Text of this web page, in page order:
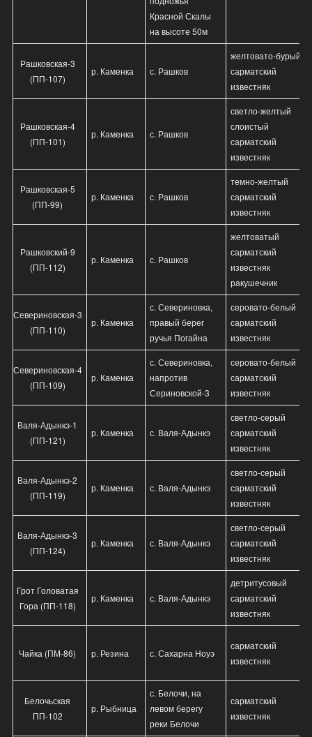
Красной Скалы
на высоте 50м
Рашковская-3
(ПП-107)
р. Каменка с. Рашков
желтовато-бурый
сарматский
известняк
Рашковская-4
(ПП-101)
р. Каменка с. Рашков
светло-желтый
слоистый
сарматский
известняк
Рашковская-5
(ПП-99)
р. Каменка с. Рашков
темно-желтый
сарматский
известняк
Рашковский-9
(ПП-112)
р. Каменка с. Рашков
желтоватый
сарматский
известняк
ракушечник
Севериновская-3
(ПП-110)
р. Каменка
с. Севериновка,
правый берег
ручья Погайна
серовато-белый
сарматский
известняк
Севериновская-4
(ПП-109)
р. Каменка
с. Севериновка,
напротив
Сериновской-3
серовато-белый
сарматский
известняк
Валя-Адынкэ-1
(ПП-121)
р. Каменка с. Валя-Адынкэ
светло-серый
сарматский
известняк
Валя-Адынкэ-2
(ПП-119)
р. Каменка с. Валя-Адынкэ
светло-серый
сарматский
известняк
Валя-Адынкэ-3
(ПП-124)
р. Каменка с. Валя-Адынкэ
светло-серый
сарматский
известняк
Грот Головатая
Гора (ПП-118)
р. Каменка с. Валя-Адынкэ
детритусовый
сарматский
известняк
Чайка (ПМ-86) р. Резина с. Сахарна Ноуэ
сарматский
известняк
Белочьская
ПП-102
р. Рыбница
с. Белочи, на
левом берегу
реки Белочи
сарматский
известняк